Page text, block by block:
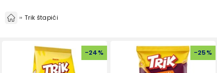
Trik štapići
-24% -25%